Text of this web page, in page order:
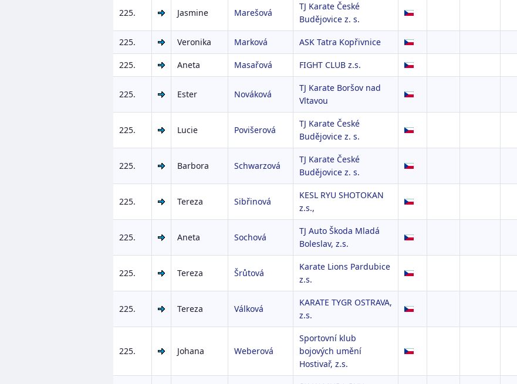
225. Jasmine Marešová
TJ Karate České
Budějovice z. s.
225. Veronika Marková ASK Tatra Kopřivnice
225. Aneta Masařová FIGHT CLUB z.s.
225. Ester Nováková
TJ Karate Boršov nad
Vltavou
225. Lucie Povišerová
TJ Karate České
Budějovice z. s.
225. Barbora Schwarzová
TJ Karate České
Budějovice z. s.
225. Tereza Sibřinová
KESL RYU SHOTOKAN
z.s.,
225. Aneta Sochová
TJ Auto Škoda Mladá
Boleslav, z.s.
225. Tereza Šrůtová
Karate Lions Pardubice
z.s.
225. Tereza Válková
KARATE TYGR OSTRAVA,
z.s.
225. Johana Weberová
Sportovní klub
bojových umění
Hostivař, z.s.